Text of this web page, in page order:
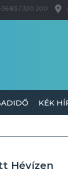
83 / 320 200
KÉK
Hévízen